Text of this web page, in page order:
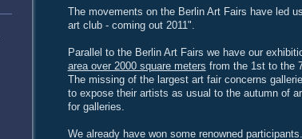
The movements on the Berlin Art Fairs have led
art club - coming out 2011".
Parallel to the Berlin Art Fairs we have our
area over 2000 square meters from the 1st to the
The missing of the largest art fair concerns
to expose their artists as usual to the autumn of
for galleries.
We already have won some renowned participants.